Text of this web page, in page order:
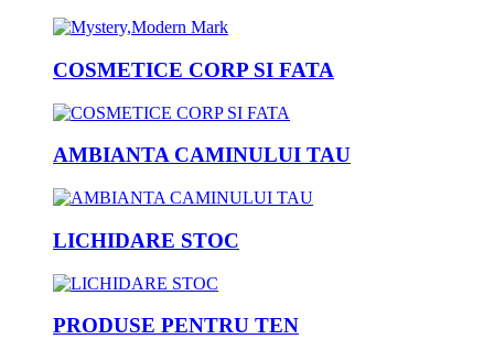
COSMETICE CORP SI FATA
AMBIANTA CAMINULUI TAU
LICHIDARE STOC
PRODUSE PENTRU TEN